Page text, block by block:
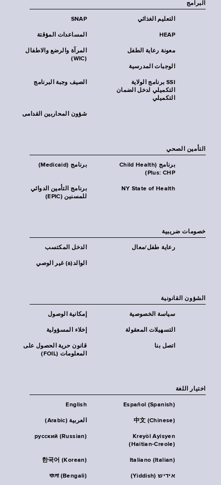
البرامج
SNAP التعليم الغذائي
المساعدات المؤقتة HEAP
المرآة والرضع والاطفال
(WIC)
معونة رعاية الطفل
الوجبات المدرسية
الصيف وجبة البرنامج
SSI برنامج الولاية
التكميلي لدخل الضمان
التكميلي
شؤون المحاربين القدامى
التأمين الصحي
برنامج (Medicaid)
برنامج (Child Health
Plus: CHP)
برنامج التأمين الدوائي
للمسنين (EPIC)
NY State of Health
خصومات ضريبية
الدخل المكتسب رعاية طفل/معال
الوالد(ة) غير الوصي
الشؤون القانونية
إمكانية الوصول سياسة الخصوصية
إخلاء المسؤولية التسهيلات المعقولة
قانون حرية الحصول على
المعلومات (FOIL)
اتصل بنا
اختيار اللغة
English Español (Spanish)
العربية (Arabic) 中文 (Chinese)
русский (Russian)
Kreyòl Ayisyen
(Haitian-Creole)
한국어 (Korean) Italiano (Italian)
বাংলা (Bengali) אידיש (Yiddish)